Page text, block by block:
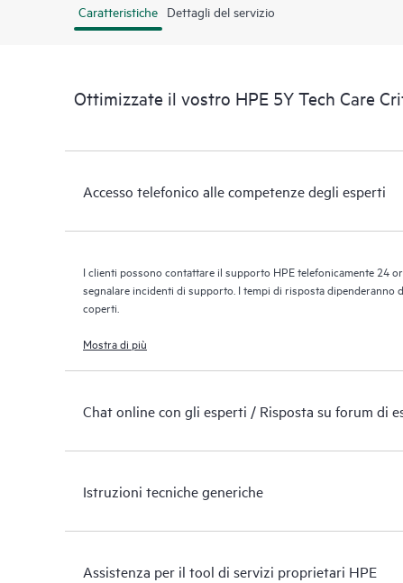
Caratteristiche Dettagli del servizio
Ottimizzate il vostro HPE 5Y Tech Care
Accesso telefonico alle competenze degli esperti
I clienti possono contattare il supporto HPE telefonicamente 24
segnalare incidenti di supporto. I tempi di risposta dipenderanno
coperti.
Mostra di più
Chat online con gli esperti / Risposta su forum di
Istruzioni tecniche generiche
Assistenza per il tool di servizi proprietari HPE